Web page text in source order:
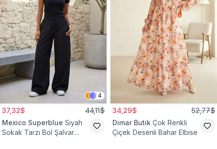
4
37,32$ 44,11$
Mexico Superblue Siyah
Sokak Tarzı Bol Şalvar
34,29$ 52,77$
Dimar Butik Çok Renkli
Çiçek Desenli Bahar Elbise